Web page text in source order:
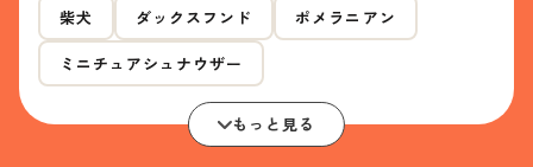
柴犬 ダックスフンド ポメラニアン
ミニチュアシュナウザー
もっと見る